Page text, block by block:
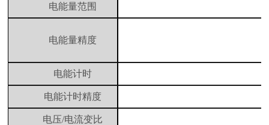
电能量范围
电能量精度
电能计时
电能计时精度
电压/电流变比